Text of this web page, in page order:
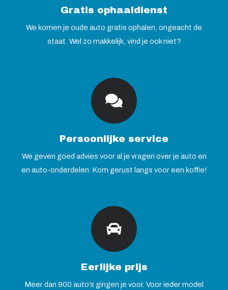
Gratis ophaaldienst
We komen je oude auto gratis ophalen, ongeacht de
staat. Wel zo makkelijk, vind je ook niet?
Persoonlijke service
We geven goed advies voor al je vragen over je auto en
en auto-onderdelen. Kom gerust langs voor een koffie!
Eerlijke prijs
Meer dan 900 auto’s gingen je voor. Voor ieder model